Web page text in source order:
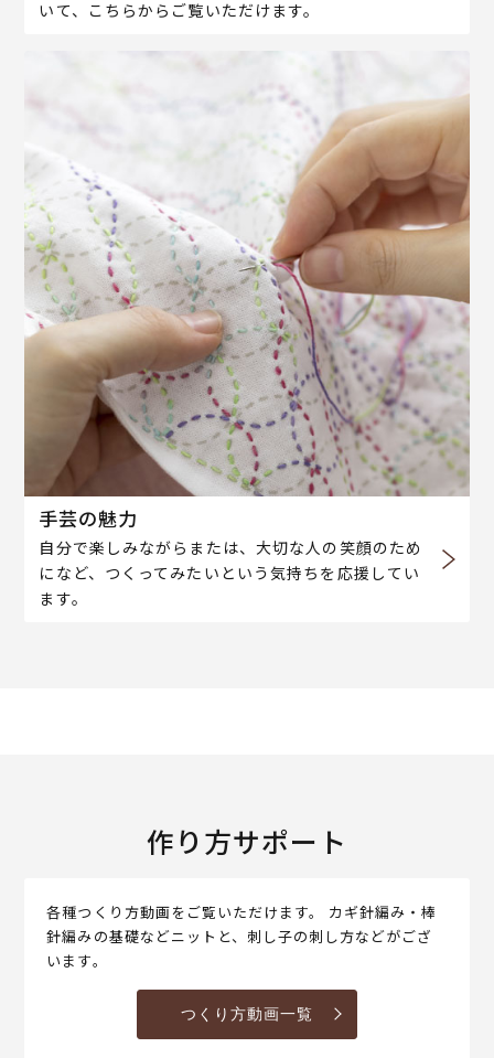
いて、こちらからご覧いただけます。
手芸の魅力
自分で楽しみながらまたは、大切な人の笑顔のため
になど、つくってみたいという気持ちを応援してい
ます。
作り方サポート
各種つくり方動画をご覧いただけます。 カギ針編み・棒
針編みの基礎などニットと、刺し子の刺し方などがござ
います。
つくり方動画一覧